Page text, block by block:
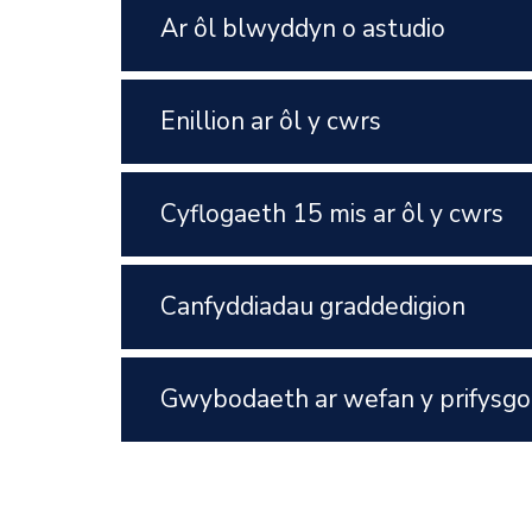
Ar ôl blwyddyn o astudio
Enillion ar ôl y cwrs
Cyflogaeth 15 mis ar ôl y cwrs
Canfyddiadau graddedigion
Gwybodaeth ar wefan y